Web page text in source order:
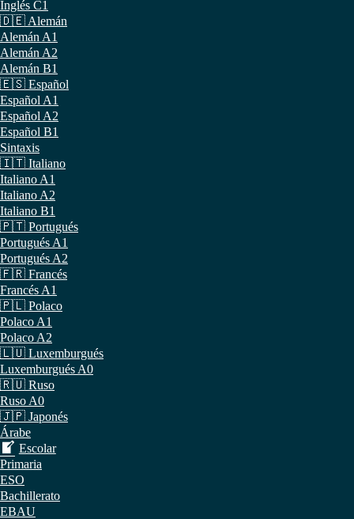
Inglés C1
🇩🇪 Alemán
Alemán A1
Alemán A2
Alemán B1
🇪🇸 Español
Español A1
Español A2
Español B1
Sintaxis
🇮🇹 Italiano
Italiano A1
Italiano A2
Italiano B1
🇵🇹 Portugués
Portugués A1
Portugués A2
🇫🇷 Francés
Francés A1
🇵🇱 Polaco
Polaco A1
Polaco A2
🇱🇺 Luxemburgués
Luxemburgués A0
🇷🇺 Ruso
Ruso A0
🇯🇵 Japonés
Árabe
Escolar
Primaria
ESO
Bachillerato
EBAU